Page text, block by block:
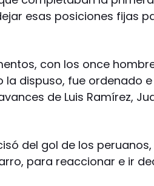
esas posiciones fijas
con los once
la dispuso, fue ordenado
de Luis Ramírez,
del gol de los
para reaccionar e ir